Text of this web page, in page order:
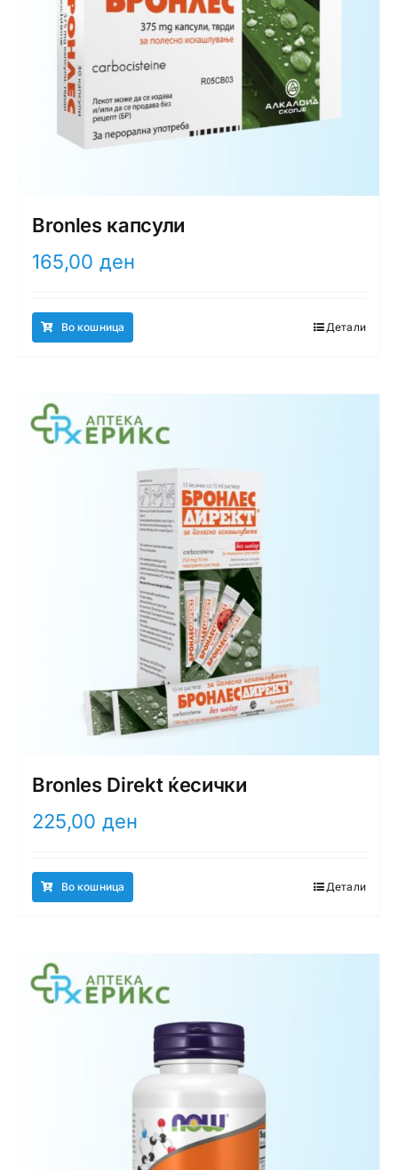
Bronles капсули
165,00 ден
Во кошница Детали
Bronles Direkt ќесички
225,00 ден
Во кошница Детали